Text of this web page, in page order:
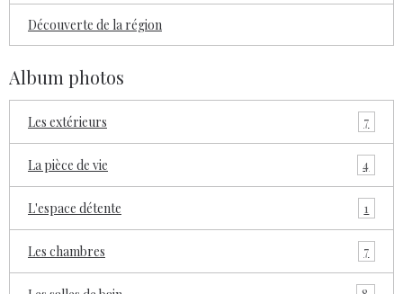
Découverte de la région
Album photos
Les extérieurs 7
La pièce de vie 4
L'espace détente 1
Les chambres 7